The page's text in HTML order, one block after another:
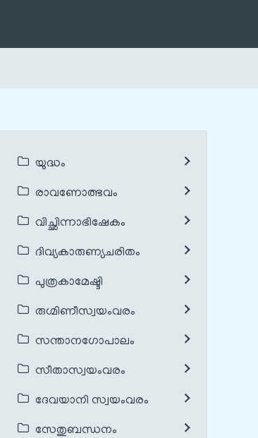
യുദ്ധം
രാവണോത്ഭവം
വിച്ഛിന്നാഭിഷേകം
ദിവ്യകാരുണ്യചരിതം
പുത്രകാമേഷ്ടി
രുഗ്മിണീസ്വയംവരം
സന്താനഗോപാലം
സീതാസ്വയംവരം
ദേവയാനി സ്വയംവരം
സേതുബന്ധനം